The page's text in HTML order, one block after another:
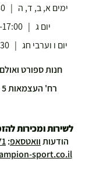
ימים א, ב, ד, ה | 8:30-18:30
יום ג | 8:30-17:00
יום ו וערבי חג | 8:30-13:30
חנות ספורט
רח' העצמאות 5 טבריה
הודעותוואטסאפ:
sport.co.il